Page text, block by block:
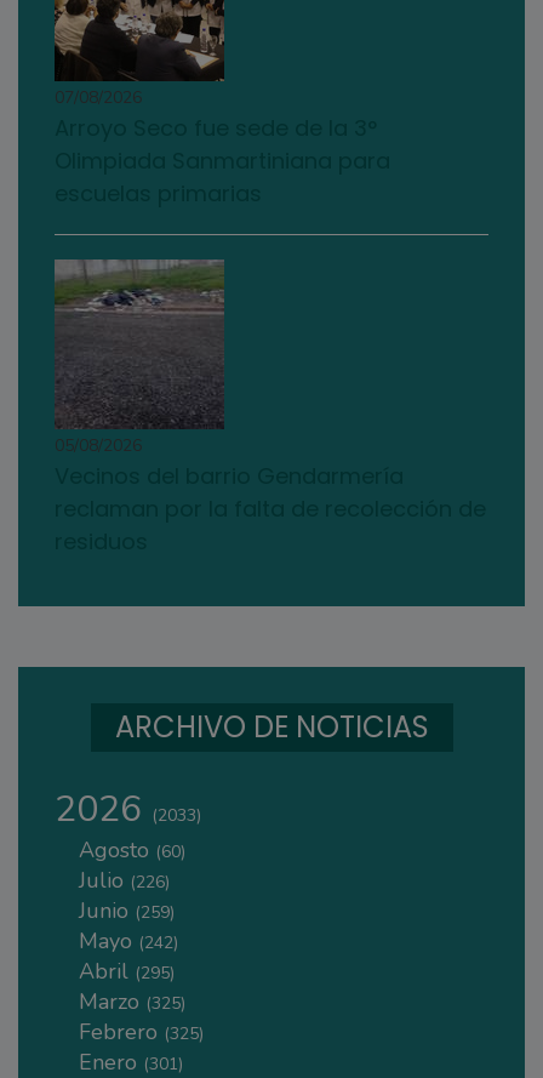
07/08/2026
05/08/2026
ARCHIVO DE NOTICIAS
2026 (2033)
Agosto (60)
Julio (226)
Junio (259)
Mayo (242)
Abril (295)
Marzo (325)
Febrero (325)
Enero (301)